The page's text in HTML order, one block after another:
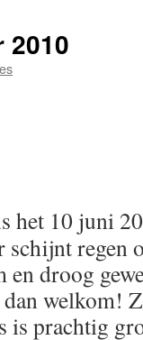
2010
het 10 juni
regen
droog
welkom!
is prachtig